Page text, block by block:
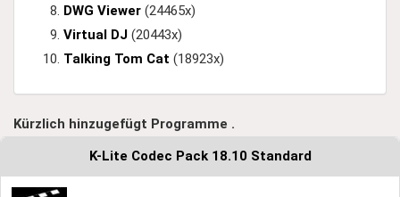
DWG Viewer (24465x)
Virtual DJ (20443x)
Talking Tom Cat (18923x)
Kürzlich hinzugefügt Programme .
K-Lite Codec Pack 18.10 Standard